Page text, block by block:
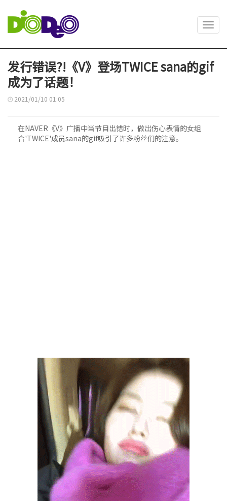
发行错误?!《V》登场TWICE sana的gif
成为了话题！
2021/01/10 01:05
在NAVER《V》广播中当节目出错时，做出伤心表情的女组
合'TWICE'成员sana的gif吸引了许多粉丝们的注意。